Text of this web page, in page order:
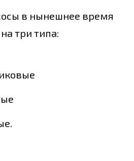
в нынешнее время
три типа: